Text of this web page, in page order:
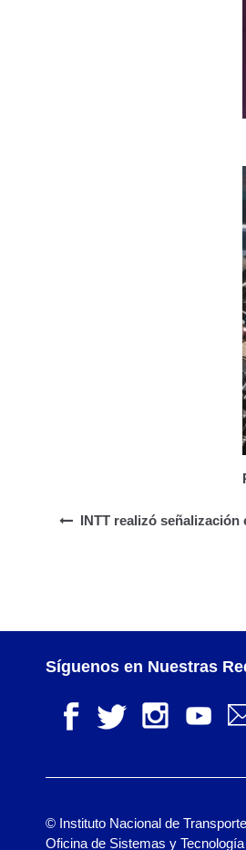
INTT realizó
Síguenos en Nuestras
© Instituto Nacional de
Oficina de Sistemas y